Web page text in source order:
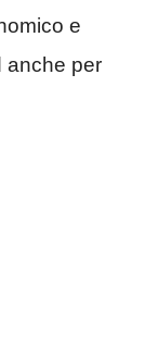
e
anche per